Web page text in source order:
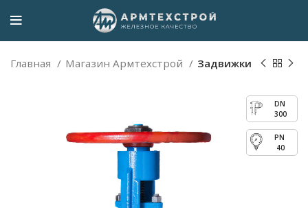
Главная Магазин Армтехстрой Задвижки
300
40